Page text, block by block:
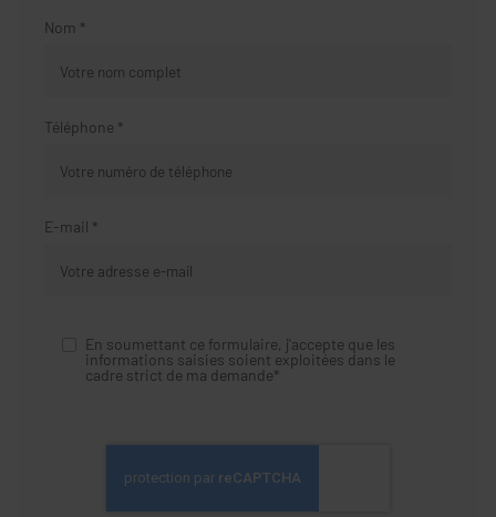
Nom *
Téléphone *
E-mail *
En soumettant ce formulaire, j'accepte que les
informations saisies soient exploitées dans le
cadre strict de ma demande*